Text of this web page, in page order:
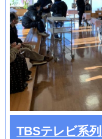
TBSテレビ系